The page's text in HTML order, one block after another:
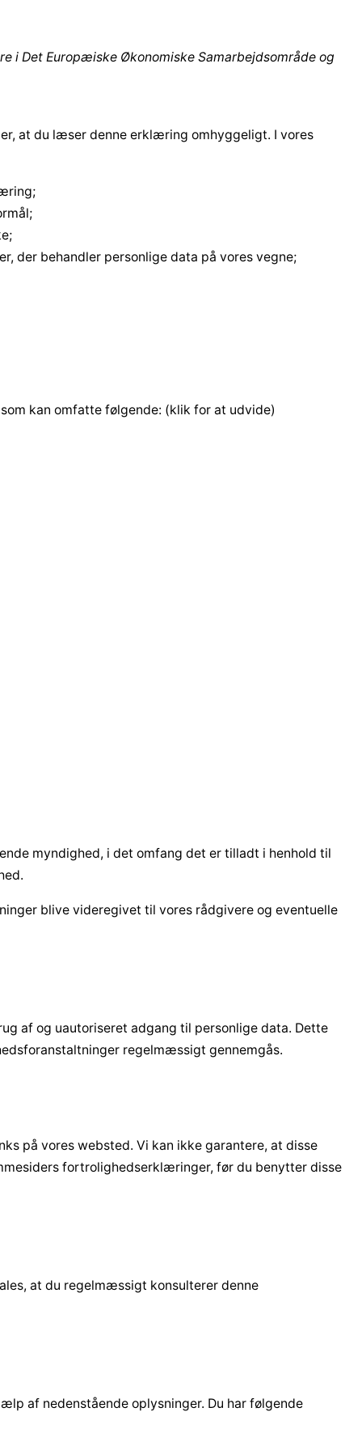
i Det Europæiske Økonomiske Samarbejdsområde og
at du læser denne erklæring omhyggeligt. I vores
der behandler personlige data på vores vegne;
kan omfatte følgende: (klik for at udvide)
myndighed, i det omfang det er tilladt i henhold til
blive videregivet til vores rådgivere og eventuelle
af og uautoriseret adgang til personlige data. Dette
regelmæssigt gennemgås.
på vores websted. Vi kan ikke garantere, at disse
fortrolighedserklæringer, før du benytter disse
at du regelmæssigt konsulterer denne
af nedenstående oplysninger. Du har følgende